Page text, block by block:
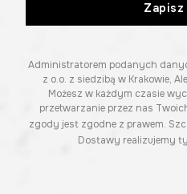
Zapisz
Administratorem podanych
z o.o. z siedzibą w Krakowie,
Możesz w każdym czasie
przetwarzanie przez nas
zgody jest zgodne z prawem.
Dostawy realizujemy